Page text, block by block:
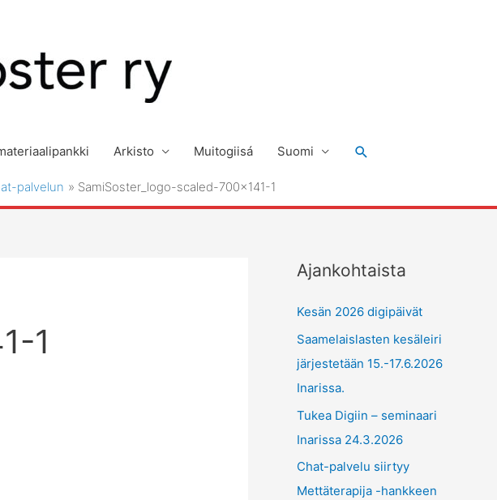
Arkisto Muitogiisá Suomi Hae
palvelun SamiSoster_logo-scaled-700×141-1
1
Ajankohtaista
Kesän 2026 digipäivät
Saamelaislasten kesäleiri
järjestetään 15.-17.6.2026
Inarissa.
Tukea Digiin – seminaari
Inarissa 24.3.2026
Chat-palvelu siirtyy
Mettäterapija -hankkeen